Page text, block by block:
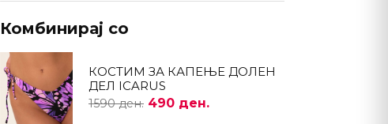
Комбинирај со
КОСТИМ ЗА КАПЕЊЕ ДОЛЕН
ДЕЛ ICARUS
1590 ден. 490 ден.